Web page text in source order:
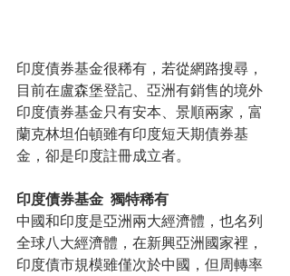
印度債券基金很稀有，若從網路搜尋，
目前在盧森堡登記、亞洲有銷售的境外
印度債券基金只有安本、景順兩家，富
蘭克林坦伯頓雖有印度短天期債券基
金，卻是印度註冊成立者。
印度債券基金  獨特稀有
中國和印度是亞洲兩大經濟體，也名列
全球八大經濟體，在新興亞洲國家裡，
印度債市規模雖僅次於中國，但周轉率